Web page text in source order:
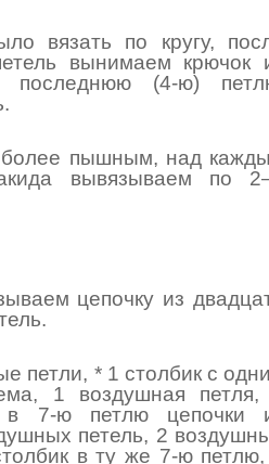
вязать по кругу,
вынимаем крючок
последнюю (4-ю)
более пышным, над
вывязываем по
цепочку из
петли, * 1 столбик с
1 воздушная
в 7-ю петлю цепочки
петель, 2
в ту же 7-ю